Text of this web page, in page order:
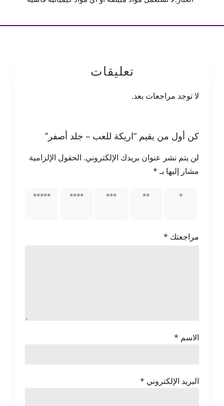
تعليقات
لا توجد مراجعات بعد.
كن أول من يقيم “اريكة للعب – جلد أصفر”
لن يتم نشر عنوان بريدك الإلكتروني. الحقول الإلزامية
مشار إليها بـ*
1 من 2 من 3 من 4 من 5 من
مراجعتك *
الاسم *
البريد الإلكتروني *